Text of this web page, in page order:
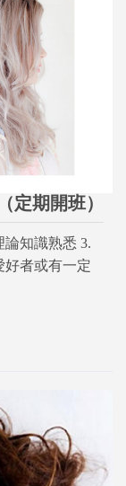
定期開班）
知識熟悉 3.
好者或有一定